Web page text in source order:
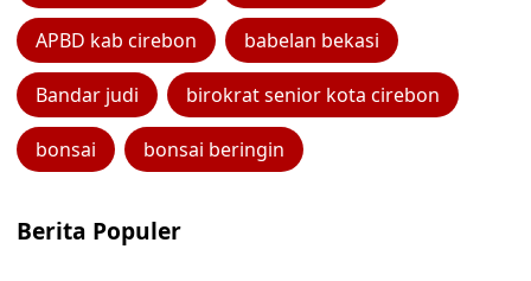
APBD kab cirebon babelan bekasi
Bandar judi birokrat senior kota cirebon
bonsai bonsai beringin
Berita Populer